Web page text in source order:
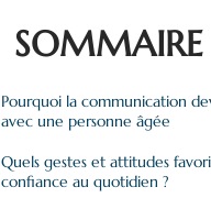
SOMMAIRE
Pourquoi la communication
avec une personne âgée
Quels gestes et attitudes
confiance au quotidien ?